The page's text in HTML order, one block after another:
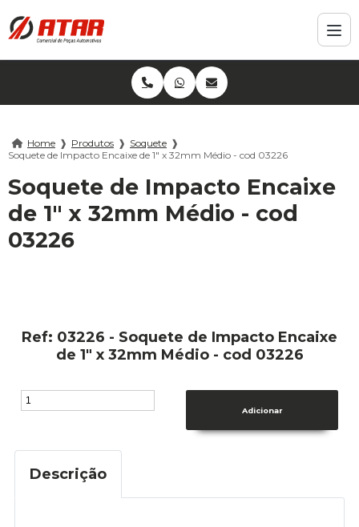
Home ❱ Produtos ❱ Soquete ❱
Soquete de Impacto Encaixe de 1" x 32mm Médio - cod 03226
Soquete de Impacto Encaixe
de 1" x 32mm Médio - cod
03226
Ref: 03226 - Soquete de Impacto Encaixe
de 1" x 32mm Médio - cod 03226
Descrição